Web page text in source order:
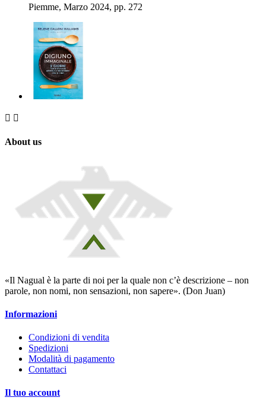
Piemme, Marzo 2024, pp. 272
 
About us
«Il Nagual è la parte di noi per la quale non c’è descrizione – non
parole, non nomi, non sensazioni, non sapere». (Don Juan)
Informazioni
Condizioni di vendita
Spedizioni
Modalità di pagamento
Contattaci
Il tuo account